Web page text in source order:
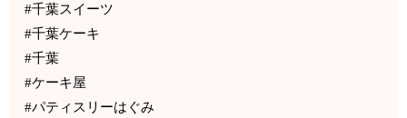
#千葉スイーツ
#千葉ケーキ
#千葉
#ケーキ屋
#パティスリーはぐみ